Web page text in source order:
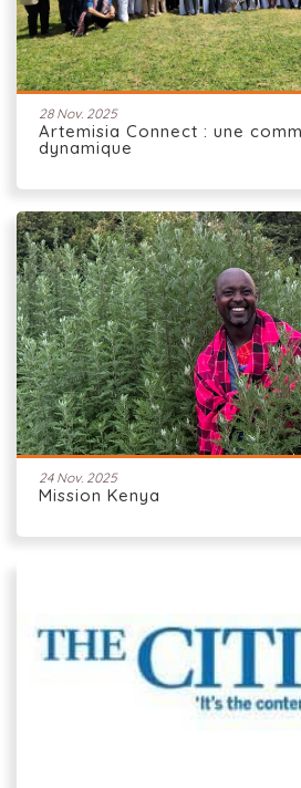
28 Nov. 2025
Artemisia Connect : une
dynamique
24 Nov. 2025
Mission Kenya